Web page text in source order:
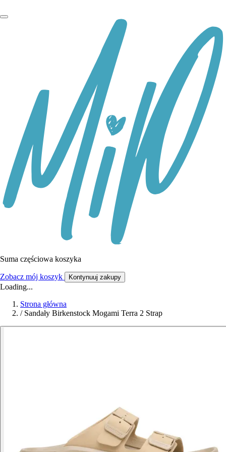
Suma częściowa koszyka
Zobacz mój koszyk Kontynuuj zakupy
Loading...
Strona główna
/ Sandały Birkenstock Mogami Terra 2 Strap